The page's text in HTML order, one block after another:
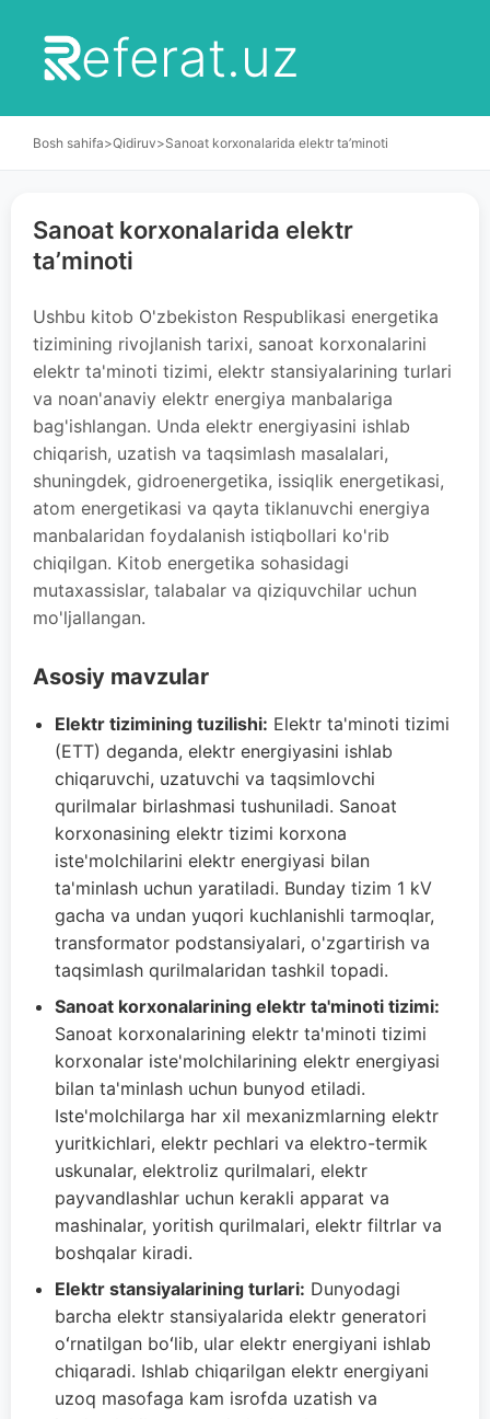
eferat.uz
Bosh sahifa>Qidiruv>Sanoat korxonalarida elektr ta’minoti
Sanoat korxonalarida elektr
ta’minoti
Ushbu kitob O'zbekiston Respublikasi energetika
tizimining rivojlanish tarixi, sanoat korxonalarini
elektr ta'minoti tizimi, elektr stansiyalarining turlari
va noan'anaviy elektr energiya manbalariga
bag'ishlangan. Unda elektr energiyasini ishlab
chiqarish, uzatish va taqsimlash masalalari,
shuningdek, gidroenergetika, issiqlik energetikasi,
atom energetikasi va qayta tiklanuvchi energiya
manbalaridan foydalanish istiqbollari ko'rib
chiqilgan. Kitob energetika sohasidagi
mutaxassislar, talabalar va qiziquvchilar uchun
mo'ljallangan.
Asosiy mavzular
Elektr tizimining tuzilishi: Elektr ta'minoti tizimi
(ETT) deganda, elektr energiyasini ishlab
chiqaruvchi, uzatuvchi va taqsimlovchi
qurilmalar birlashmasi tushuniladi. Sanoat
korxonasining elektr tizimi korxona
iste'molchilarini elektr energiyasi bilan
ta'minlash uchun yaratiladi. Bunday tizim 1 kV
gacha va undan yuqori kuchlanishli tarmoqlar,
transformator podstansiyalari, o'zgartirish va
taqsimlash qurilmalaridan tashkil topadi.
Sanoat korxonalarining elektr ta'minoti tizimi:
Sanoat korxonalarining elektr ta'minoti tizimi
korxonalar iste'molchilarining elektr energiyasi
bilan ta'minlash uchun bunyod etiladi.
Iste'molchilarga har xil mexanizmlarning elektr
yuritkichlari, elektr pechlari va elektro-termik
uskunalar, elektroliz qurilmalari, elektr
payvandlashlar uchun kerakli apparat va
mashinalar, yoritish qurilmalari, elektr filtrlar va
boshqalar kiradi.
Elektr stansiyalarining turlari: Dunyodagi
barcha elektr stansiyalarida elektr generatori
oʻrnatilgan boʻlib, ular elektr energiyani ishlab
chiqaradi. Ishlab chiqarilgan elektr energiyani
uzoq masofaga kam isrofda uzatish va